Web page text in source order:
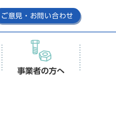
ご意見・お問い合わせ
事業者の方へ